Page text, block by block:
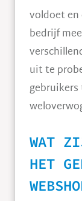
voldoet en
bedrijf
uit te
gebruikers
WAT
HET